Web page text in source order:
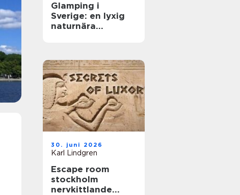
Glamping i
Sverige: en lyxig
naturnära
30. juni 2026
Karl Lindgren
Escape room
stockholm
nervkittlande